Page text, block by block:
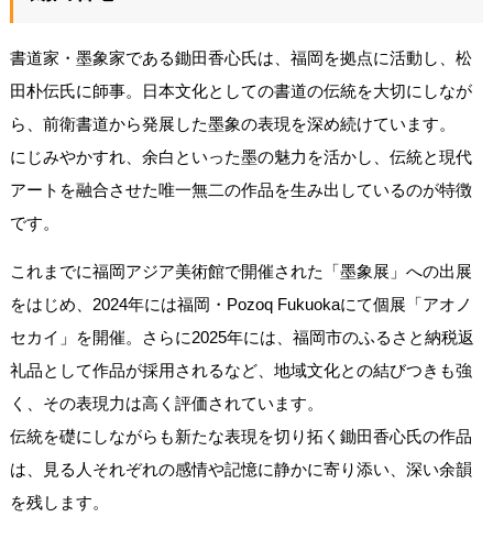
書道家・墨象家である鋤田香心氏は、福岡を拠点に活動し、松
田朴伝氏に師事。日本文化としての書道の伝統を大切にしなが
ら、前衛書道から発展した墨象の表現を深め続けています。
にじみやかすれ、余白といった墨の魅力を活かし、伝統と現代
アートを融合させた唯一無二の作品を生み出しているのが特徴
です。
これまでに福岡アジア美術館で開催された「墨象展」への出展
をはじめ、2024年には福岡・Pozoq Fukuokaにて個展「アオノ
セカイ」を開催。さらに2025年には、福岡市のふるさと納税返
礼品として作品が採用されるなど、地域文化との結びつきも強
く、その表現力は高く評価されています。
伝統を礎にしながらも新たな表現を切り拓く鋤田香心氏の作品
は、見る人それぞれの感情や記憶に静かに寄り添い、深い余韻
を残します。